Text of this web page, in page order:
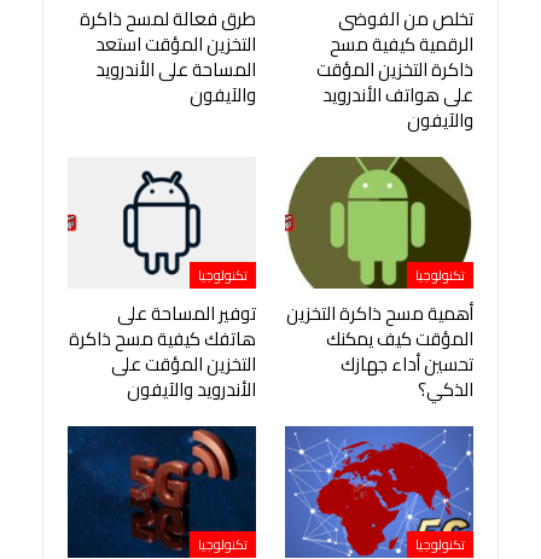
تخلص من الفوضى
الرقمية كيفية مسح
ذاكرة التخزين المؤقت
على هواتف الأندرويد
والآيفون
طرق فعالة لمسح ذاكرة
التخزين المؤقت استعد
المساحة على الأندرويد
والآيفون
تكنولوجيا
أهمية مسح ذاكرة التخزين
المؤقت كيف يمكنك
تحسين أداء جهازك
الذكي؟
تكنولوجيا
توفير المساحة على
هاتفك كيفية مسح ذاكرة
التخزين المؤقت على
الأندرويد والآيفون
تكنولوجيا تكنولوجيا